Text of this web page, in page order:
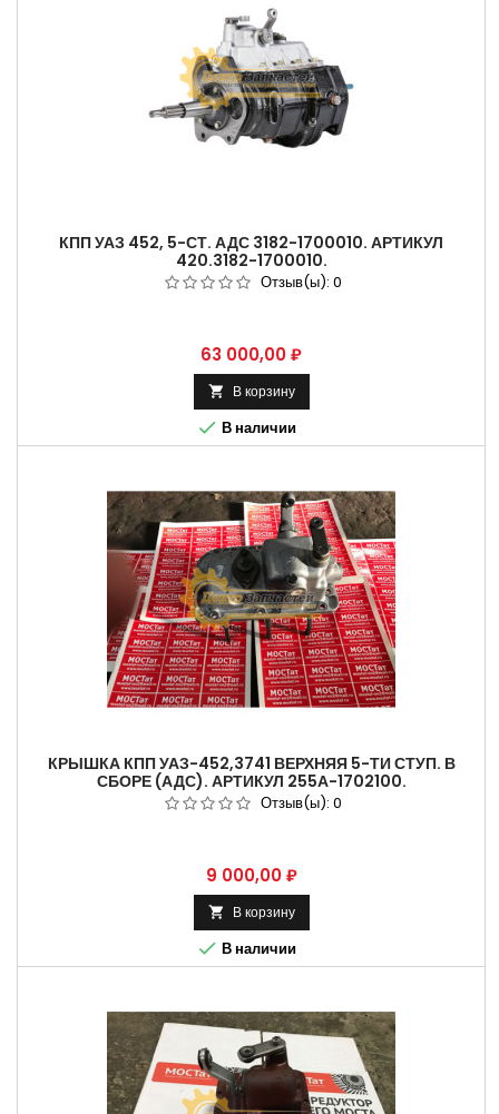
КПП УАЗ 452, 5-СТ. АДС 3182-1700010. АРТИКУЛ
420.3182-1700010.
Отзыв(ы): 0
Цена
63 000,00 ₽
 В корзину
 В наличии
КРЫШКА КПП УАЗ-452,3741 ВЕРХНЯЯ 5-ТИ СТУП. В
СБОРЕ (АДС). АРТИКУЛ 255А-1702100.
Отзыв(ы): 0
Цена
9 000,00 ₽
 В корзину
 В наличии